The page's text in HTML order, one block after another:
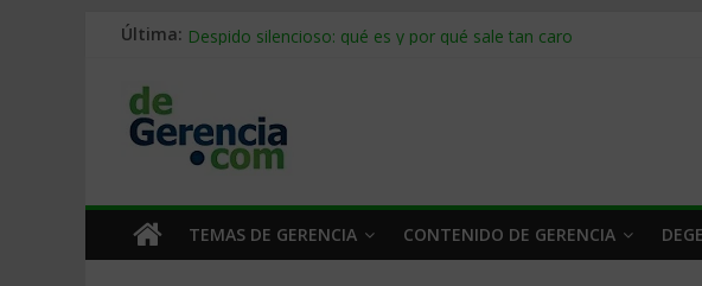
Última: Stablecoins para empresas: cómo pagar y cobrar en 2026
Trabajo forzoso en la cadena de suministro: qué hacer
Mercado hispano de EE. UU.: cómo segmentarlo y venderle
TEMAS DE GERENCIA CONTENIDO DE GERENCIA